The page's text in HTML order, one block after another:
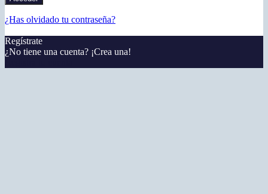
¿Has olvidado tu contraseña?
Regístrate
¿No tiene una cuenta? ¡Crea una!